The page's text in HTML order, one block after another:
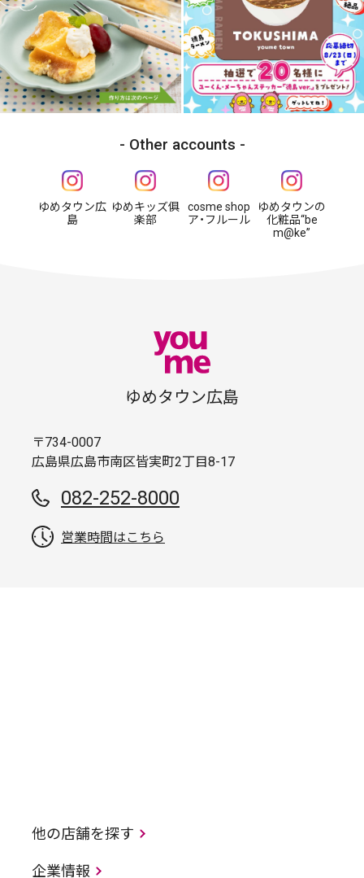
Other accounts
ゆめタウン広
島
ゆめキッズ俱
楽部
cosme shop
ア・フルール
ゆめタウンの
化粧品“be
m@ke”
ゆめタウン広島
〒734-0007
広島県広島市南区皆実町2丁目8-17
082-252-8000
営業時間はこちら
他の店舗を探す
企業情報